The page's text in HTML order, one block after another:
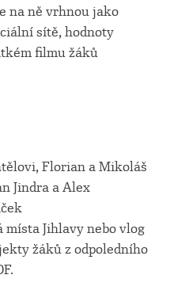
na ně vrhnou jako
sítě, hodnoty
filmu žáků
Florian a Mikoláš
Jindra a Alex
Jihlavy nebo vlog
žáků z odpoledního